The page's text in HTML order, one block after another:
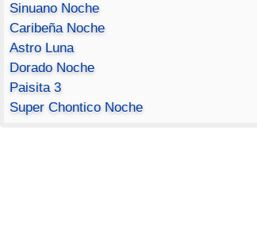
Sinuano Noche
Caribeña Noche
Astro Luna
Dorado Noche
Paisita 3
Super Chontico Noche